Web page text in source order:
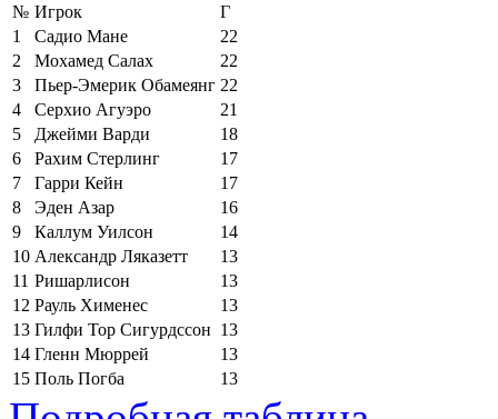
№ Игрок
Г
1
Садио Мане
22
2
Мохамед Салах
22
3
Пьер-Эмерик Обамеянг 22
4
Серхио Агуэро
21
5
Джейми Варди
18
6
Рахим Стерлинг
17
7
Гарри Кейн
17
8
Эден Азар
16
9
Каллум Уилсон
14
10 Александр Ляказетт
13
11 Ришарлисон
13
12 Рауль Хименес
13
13 Гилфи Тор Сигурдссон 13
14 Гленн Мюррей
13
15 Поль Погба 13